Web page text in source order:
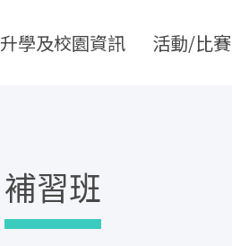
升學及校園資訊 活動/比賽
補習班